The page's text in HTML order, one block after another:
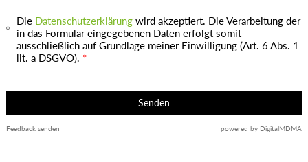
Die Datenschutzerklärungwird akzeptiert. Die Verarbeitung der
in das Formular eingegebenen Daten erfolgt somit
ausschließlich auf Grundlage meiner Einwilligung (Art. 6 Abs. 1
lit. a DSGVO). *
Senden
Feedback senden powered by DigitalMDMA